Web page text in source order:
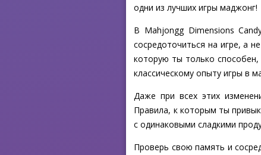
одни из лучших игры маджонг!
В Mahjongg Dimensions
сосредоточиться на игре, а
которую ты только
классическому опыту игры в
Даже при всех этих
Правила, к которым ты
с одинаковыми сладкими
Проверь свою память и